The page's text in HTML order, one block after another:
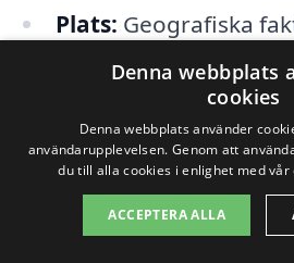
Plats: Geografiska
påverka priserna. I
efterfrågan kan
Genom att vara
faktorer kan du få en
Denna webbplats
cookies
Denna webbplats använder
användarupplevelsen. Genom att
du till alla cookies i enlighet med vår
ACCEPTERA ALLA